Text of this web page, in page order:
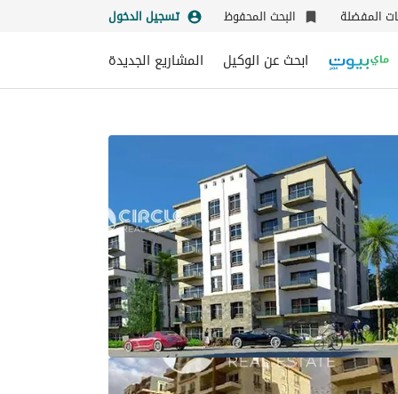
المفضلة البحث المحفوظ تسجيل الدخول
ابحث عن الوكيل المشاريع الجديدة